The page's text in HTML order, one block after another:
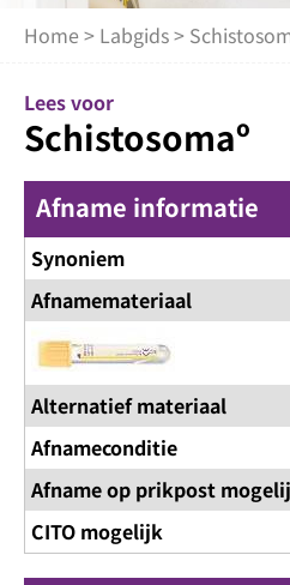
Home > Labgids>
Lees voor
Schistosomaº
Afname informatie
Synoniem
Afnamemateriaal
Alternatief materiaal
Afnameconditie
Afname op prikpost
CITO mogelijk